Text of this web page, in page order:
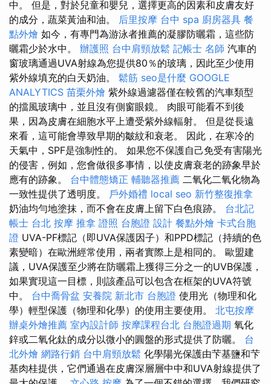
中。 但是，對於兒童和嬰兒，選擇更高的因素和皮膚友好
的成分，蔬菜黃油和油。 后里按摩 台中 spa 廚房器具 餐
點外燴 如今，有專門為游泳者推薦的凝膠防曬霜，這些防
曬霜少於水中。 辦護照 台中肩頸放鬆 記帳士 名師 汽車的
窗玻璃通過UVA射線為您提供80％的玻璃，因此至少使用
紫外線填充的白天奶油。 鬆筋 seo是什麼 GOOGLE
ANALYTICS 苗栗外燴 紫外線過濾器僅在較舊的汽車類型
的擋風玻璃中，並且沒有側窗眼鏡。 肉眼可能看不到後
果，因為皮膚在細胞水平上遭受紫外線輻射。 但是從長遠
來看，這可能會導致早期的皺紋和衰老。 因此，在寒冷的
天氣中，SPF是強制性的。 如果您不保護自己免受有害陽光
的侵害，例如，您會做很多事情，以使皮膚衰老的跡象早於
應有的跡象。 台中體態矯正 輔聽器推薦 二氧化二氧化物為
一致性提供了透明度。 戶外婚禮 local seo 新竹整復推拿
奶油均勻地塗抹，而不會在皮膚上留下白色痕跡。 台北記
帳士 台北 按摩 推拿 證照 台胞證 設計 餐點外燴 卡式台胞
證 UVA-PF標記（即UVA保護因子）和PPD標記（持續的色
素變暗）在歐洲經常使用，兩者實際上是相同的。 歐盟建
議，UVA保護至少將在防曬霜上獲得三分之一的UVB保護，
如果實現這一目標，則該產品可以包含在框架的UVA符號
中。 台中喬骨盆 安養院 新北市 台胞證 使用光（物理和化
學）輕型保護（物理和化學）的使用主要使用。 北屯按摩
辦桌外燴推薦 室內設計師 按摩課程台北 台胞證過期 氧化
鋅或二氧化鈦的成分以微小的圓盤的形式提供了防曬。 台
北外燴 網路行銷 台中肩頸放鬆 化學陽光保護由芐基鹽和芐
基肉桂提供，它們通過在皮膚深層層中中和UVA射線提供了